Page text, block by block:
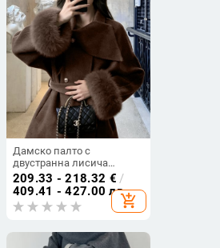
Дамско палто с
двустранна лисича
козина и
кашмирово‑вълнена
смес, силует с подчертана
талия, Corduroy плат, зима
30%
209.33 - 218.32 € /
409.41 - 427.00 лв
add_shopping_cart